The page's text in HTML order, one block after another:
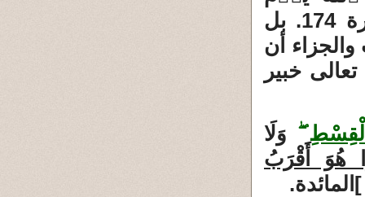
ٱلۡقِيَٰمَةِ وَلَا يُزَكِّيهِمۡ وَلَهُمۡ عَذَابٌ أَلِيمٌ. البقرة 174. بل
أن
خبير
ۖ وَلَا
هُوَ أَقْرَبُ
[ المائدة.